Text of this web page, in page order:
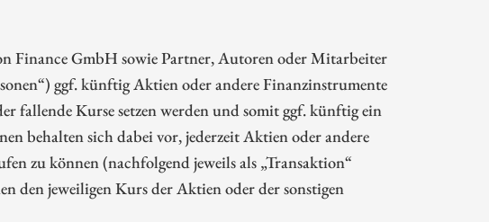
Finance GmbH sowie Partner, Autoren oder Mitarbeiter
ggf. künftig Aktien oder andere Finanzinstrumente
fallende Kurse setzen werden und somit ggf. künftig ein
behalten sich dabei vor, jederzeit Aktien oder andere
zu können (nachfolgend jeweils als „Transaktion“
den jeweiligen Kurs der Aktien oder der sonstigen